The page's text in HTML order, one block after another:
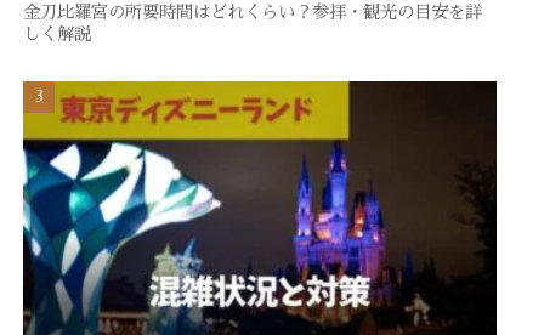
金刀比羅宮の所要時間はどれくらい？参拝・観光の目安を詳
しく解説